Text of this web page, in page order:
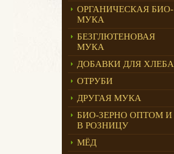
ОРГАНИЧЕСКАЯ БИО-
МУКА
БЕЗГЛЮТЕНОВАЯ
МУКА
ДОБАВКИ ДЛЯ ХЛЕБА
ОТРУБИ
ДРУГАЯ МУКА
БИО-ЗЕРНО ОПТОМ И
В РОЗНИЦУ
МЁД